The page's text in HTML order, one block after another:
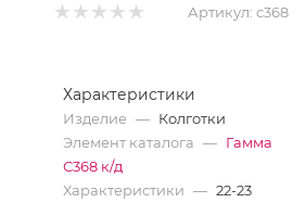
Артикул: с368
Характеристики
Изделие — Колготки
Элемент каталога — Гамма
С368 к/д
Характеристики — 22-23